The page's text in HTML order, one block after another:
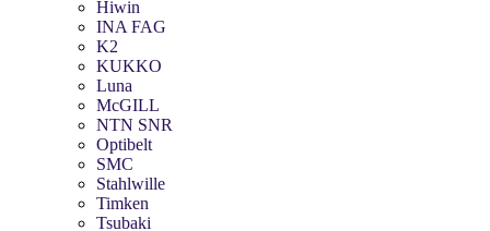
Hiwin
INA FAG
K2
KUKKO
Luna
McGILL
NTN SNR
Optibelt
SMC
Stahlwille
Timken
Tsubaki